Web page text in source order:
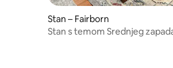
Stan – Fairborn
Stan s temom Srednjeg